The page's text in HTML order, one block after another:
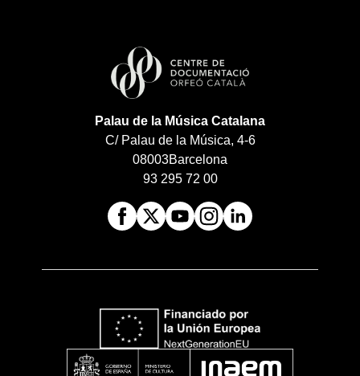
Palau de la Música Catalana
C/ Palau de la Música, 4-6
08003Barcelona
93 295 72 00